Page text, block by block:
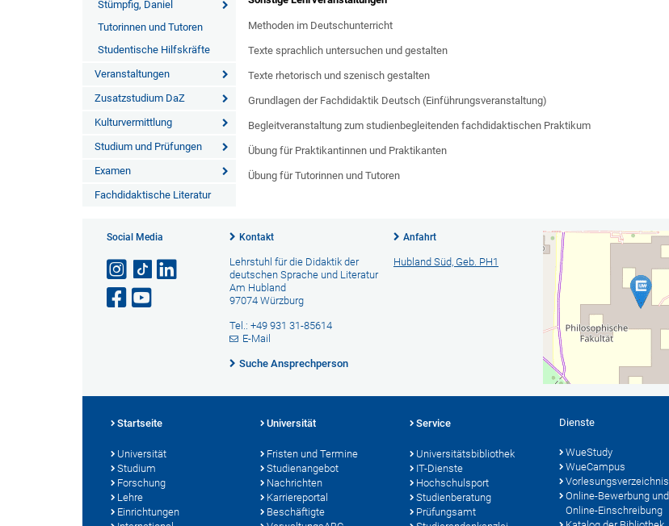
Stümpfig, Daniel
Tutorinnen und Tutoren
Studentische Hilfskräfte
Veranstaltungen
Zusatzstudium DaZ
Kulturvermittlung
Studium und Prüfungen
Examen
Fachdidaktische Literatur
Methoden im Deutschunterricht
Texte sprachlich untersuchen und gestalten
Texte rhetorisch und szenisch gestalten
Grundlagen der Fachdidaktik Deutsch (Einführungsveranstaltung)
Begleitveranstaltung zum studienbegleitenden fachdidaktischen Praktikum
Übung für Praktikantinnen und Praktikanten
Übung für Tutorinnen und Tutoren
Social Media Kontakt
Lehrstuhl für die Didaktik der
deutschen Sprache und Literatur
Am Hubland
97074 Würzburg
Tel.: +49 931 31-85614
E-Mail
Suche Ansprechperson
Anfahrt
Hubland Süd, Geb. PH1
Startseite
Universität
Studium
Forschung
Lehre
Einrichtungen
Universität
Fristen und Termine
Studienangebot
Nachrichten
Karriereportal
Beschäftigte
Service
Universitätsbibliothek
IT-Dienste
Hochschulsport
Studienberatung
Prüfungsamt
Dienste
WueStudy
WueCampus
Vorlesungsverzeichnis
Online-Bewerbung und
Online-Einschreibung